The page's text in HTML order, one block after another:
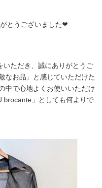
とうございました❤
いただき、誠にありがとうご
なお品」と感じていただけた
中で心地よくお使いいただけ
brocante」としても何よりで